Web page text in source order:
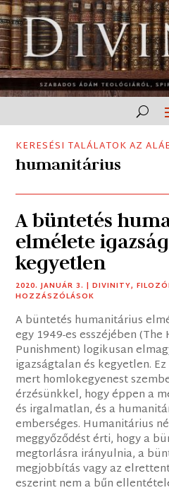
KERESÉSI TALÁLATOK AZ
humanitárius
A büntetés
elmélete
kegyetlen
2020. JANUÁR 3. |DIVINITY,
HOZZÁSZÓLÁSOK
A büntetés humanitárius
egy 1949-es esszéjében
Punishment) logikusan
igazságtalan és kegyetlen.
mert homlokegyenest
érzésünkkel, hogy éppen a
és irgalmatlan, és a
emberséges. Humanitárius
meggyőződést érti, hogy a
megtorlásra irányulnia, a
megjobbítás vagy az
eszerint nem a bűn